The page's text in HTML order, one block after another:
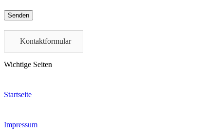
Please
leave
empty.Kontaktformular
Wichtige Seiten
Startseite
Impressum